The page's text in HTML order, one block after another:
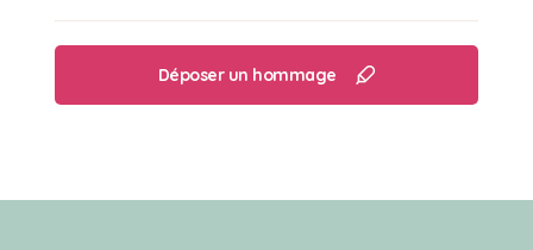
Déposer un hommage